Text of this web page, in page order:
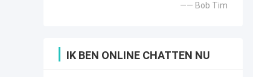
—— Bob Tim
IK BEN ONLINE CHATTEN NU